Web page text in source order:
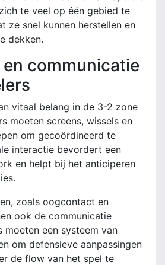
te veel op één gebied te
ze snel kunnen herstellen en
dekken.
communicatie
vitaal belang in de 3-2 zone
moeten screens, wissels en
om gecoördineerd te
interactie bevordert een
en helpt bij het anticiperen
zoals oogcontact en
ook de communicatie
moeten een systeem van
om defensieve aanpassingen
de flow van het spel te